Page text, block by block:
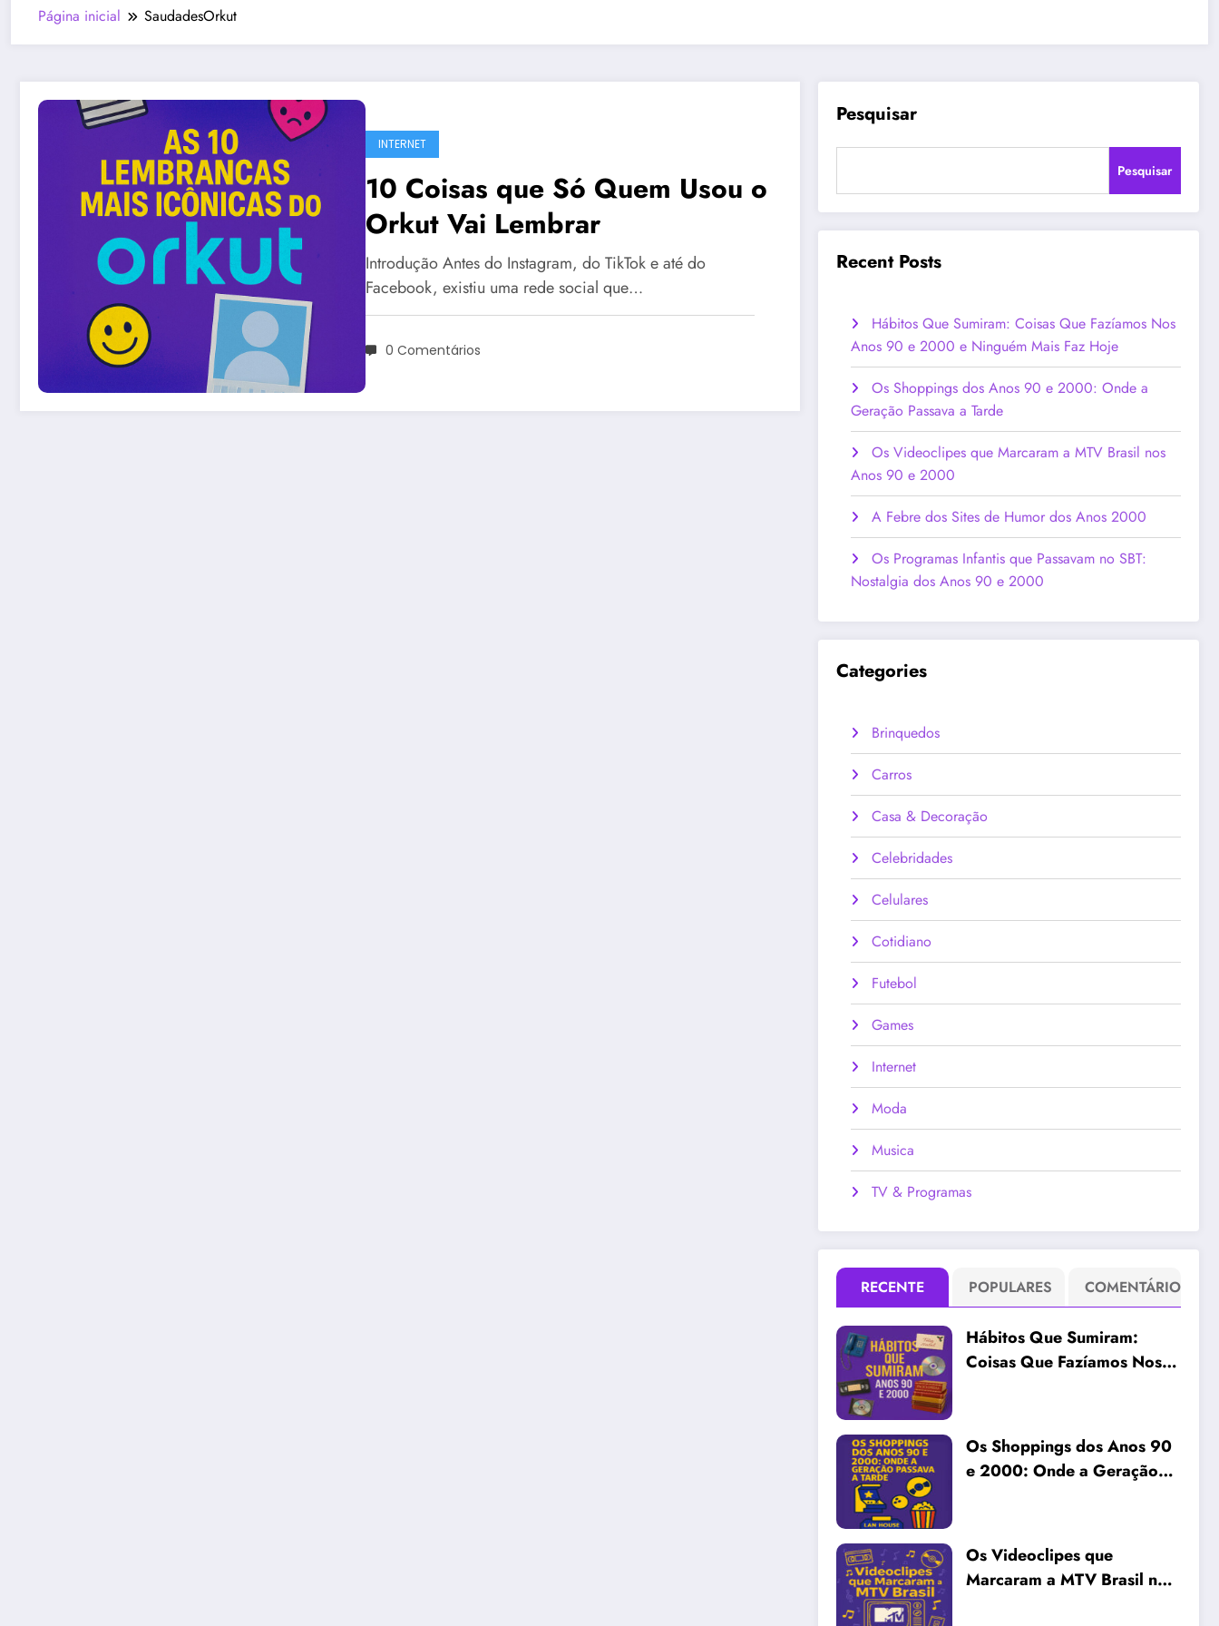
Página inicial SaudadesOrkut
INTERNET
10 Coisas que Só Quem Usou o
Orkut Vai Lembrar
Introdução Antes do Instagram, do TikTok e até do
Facebook, existiu uma rede social que…
0 Comentários
Pesquisar
Pesquisar
Recent Posts
Hábitos Que Sumiram: Coisas Que Fazíamos Nos
Anos 90 e 2000 e Ninguém Mais Faz Hoje
Os Shoppings dos Anos 90 e 2000: Onde a
Geração Passava a Tarde
Os Videoclipes que Marcaram a MTV Brasil nos
Anos 90 e 2000
A Febre dos Sites de Humor dos Anos 2000
Os Programas Infantis que Passavam no SBT:
Nostalgia dos Anos 90 e 2000
Categories
Brinquedos
Carros
Casa & Decoração
Celebridades
Celulares
Cotidiano
Futebol
Games
Internet
Moda
Musica
TV & Programas
RECENTE POPULARES COMENTÁRIO
Hábitos Que Sumiram:
Coisas Que Fazíamos Nos
Os Shoppings dos Anos 90
e 2000: Onde a Geração
Os Videoclipes que
Marcaram a MTV Brasil nos